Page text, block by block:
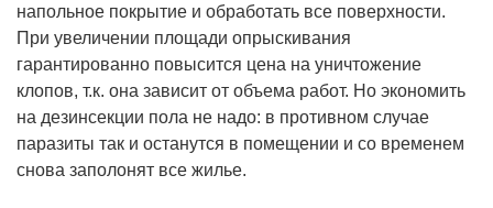
напольное покрытие и обработать все поверхности.
При увеличении площади опрыскивания
гарантированно повысится цена на уничтожение
клопов, т.к. она зависит от объема работ. Но экономить
на дезинсекции пола не надо: в противном случае
паразиты так и останутся в помещении и со временем
снова заполонят все жилье.